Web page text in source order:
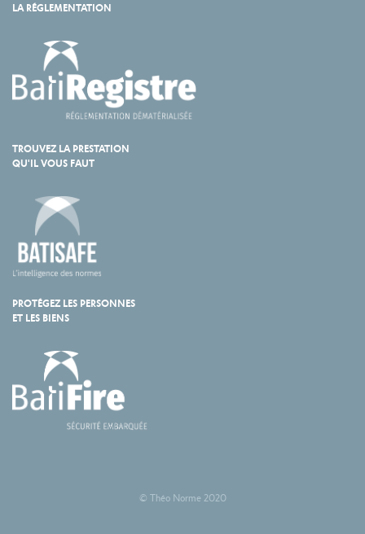
LA RÉGLEMENTATION
TROUVEZ LA PRESTATION
QU'IL VOUS FAUT
PROTÉGEZ LES PERSONNES
ET LES BIENS
© Théo Norme 2020